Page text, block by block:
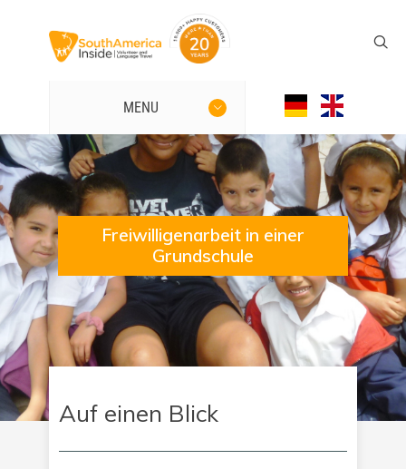
MENU
Freiwilligenarbeit in einer
Grundschule
Auf einen Blick